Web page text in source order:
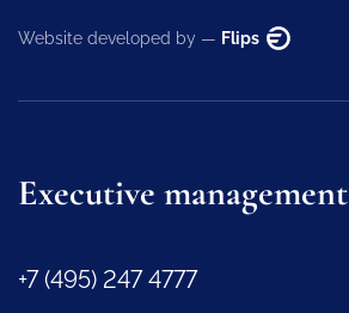
Website developed by — Flips
Executive management
+7 (495) 247 4777